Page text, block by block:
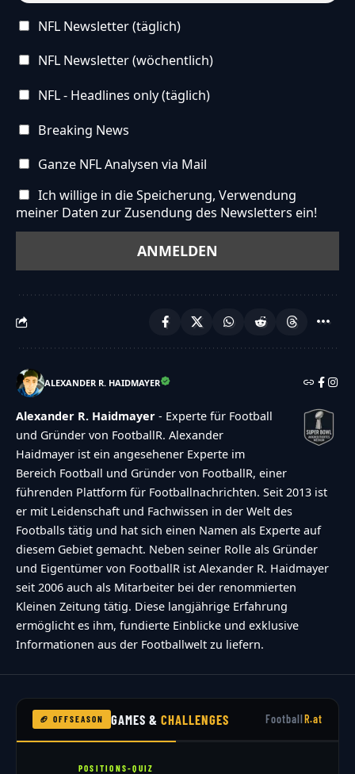
NFL Newsletter (täglich)
NFL Newsletter (wöchentlich)
NFL - Headlines only (täglich)
Breaking News
Ganze NFL Analysen via Mail
Ich willige in die Speicherung, Verwendung
meiner Daten zur Zusendung des Newsletters ein!
ALEXANDER R. HAIDMAYER
Alexander R. Haidmayer - Experte für Football
und Gründer von FootballR. Alexander
Haidmayer ist ein angesehener Experte im
Bereich Football und Gründer von FootballR, einer
führenden Plattform für Footballnachrichten. Seit 2013 ist
er mit Leidenschaft und Fachwissen in der Welt des
Footballs tätig und hat sich einen Namen als Experte auf
diesem Gebiet gemacht. Neben seiner Rolle als Gründer
und Eigentümer von FootballR ist Alexander R. Haidmayer
seit 2006 auch als Mitarbeiter bei der renommierten
Kleinen Zeitung tätig. Diese langjährige Erfahrung
ermöglicht es ihm, fundierte Einblicke und exklusive
Informationen aus der Footballwelt zu liefern.
🏈 OFFSEASON GAMES &CHALLENGES FootballR.at
POSITIONS-QUIZ